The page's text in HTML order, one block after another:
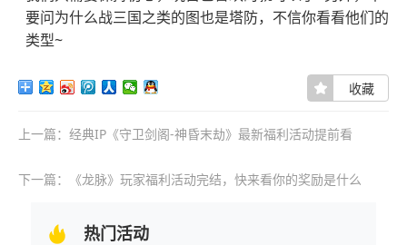
要问为什么战三国之类的图也是塔防，不信你看看他们的
类型~
收藏
上一篇：经典IP《守卫剑阁-神昏末劫》最新福利活动提前看
下一篇：《龙脉》玩家福利活动完结，快来看你的奖励是什么
热门活动